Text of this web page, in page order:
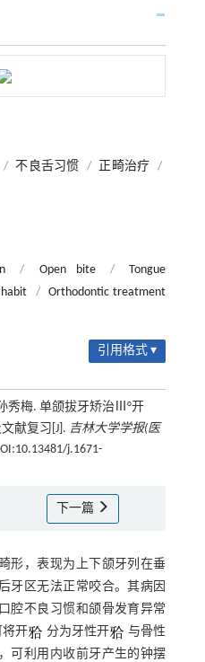
/ 不良舌习惯 / 正畸治疗
/
/ Open bite /
Tongue
/
Orthodontic treatment
引用格式 ▾
秀梅. 单颌拔牙矫治Ⅲ°开
献复习[J]. 吉林大学学报(医
j.1671-
下一篇
畸形，表现为上下颌牙列在垂
牙区无法正常咬合。其病因
腔不良习惯和颌骨发育异常
开 分为牙性开
与骨性
，可利用内收前牙产生的钟摆